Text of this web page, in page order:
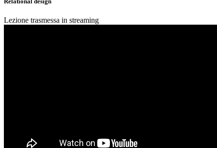
Lezione trasmessa in streaming